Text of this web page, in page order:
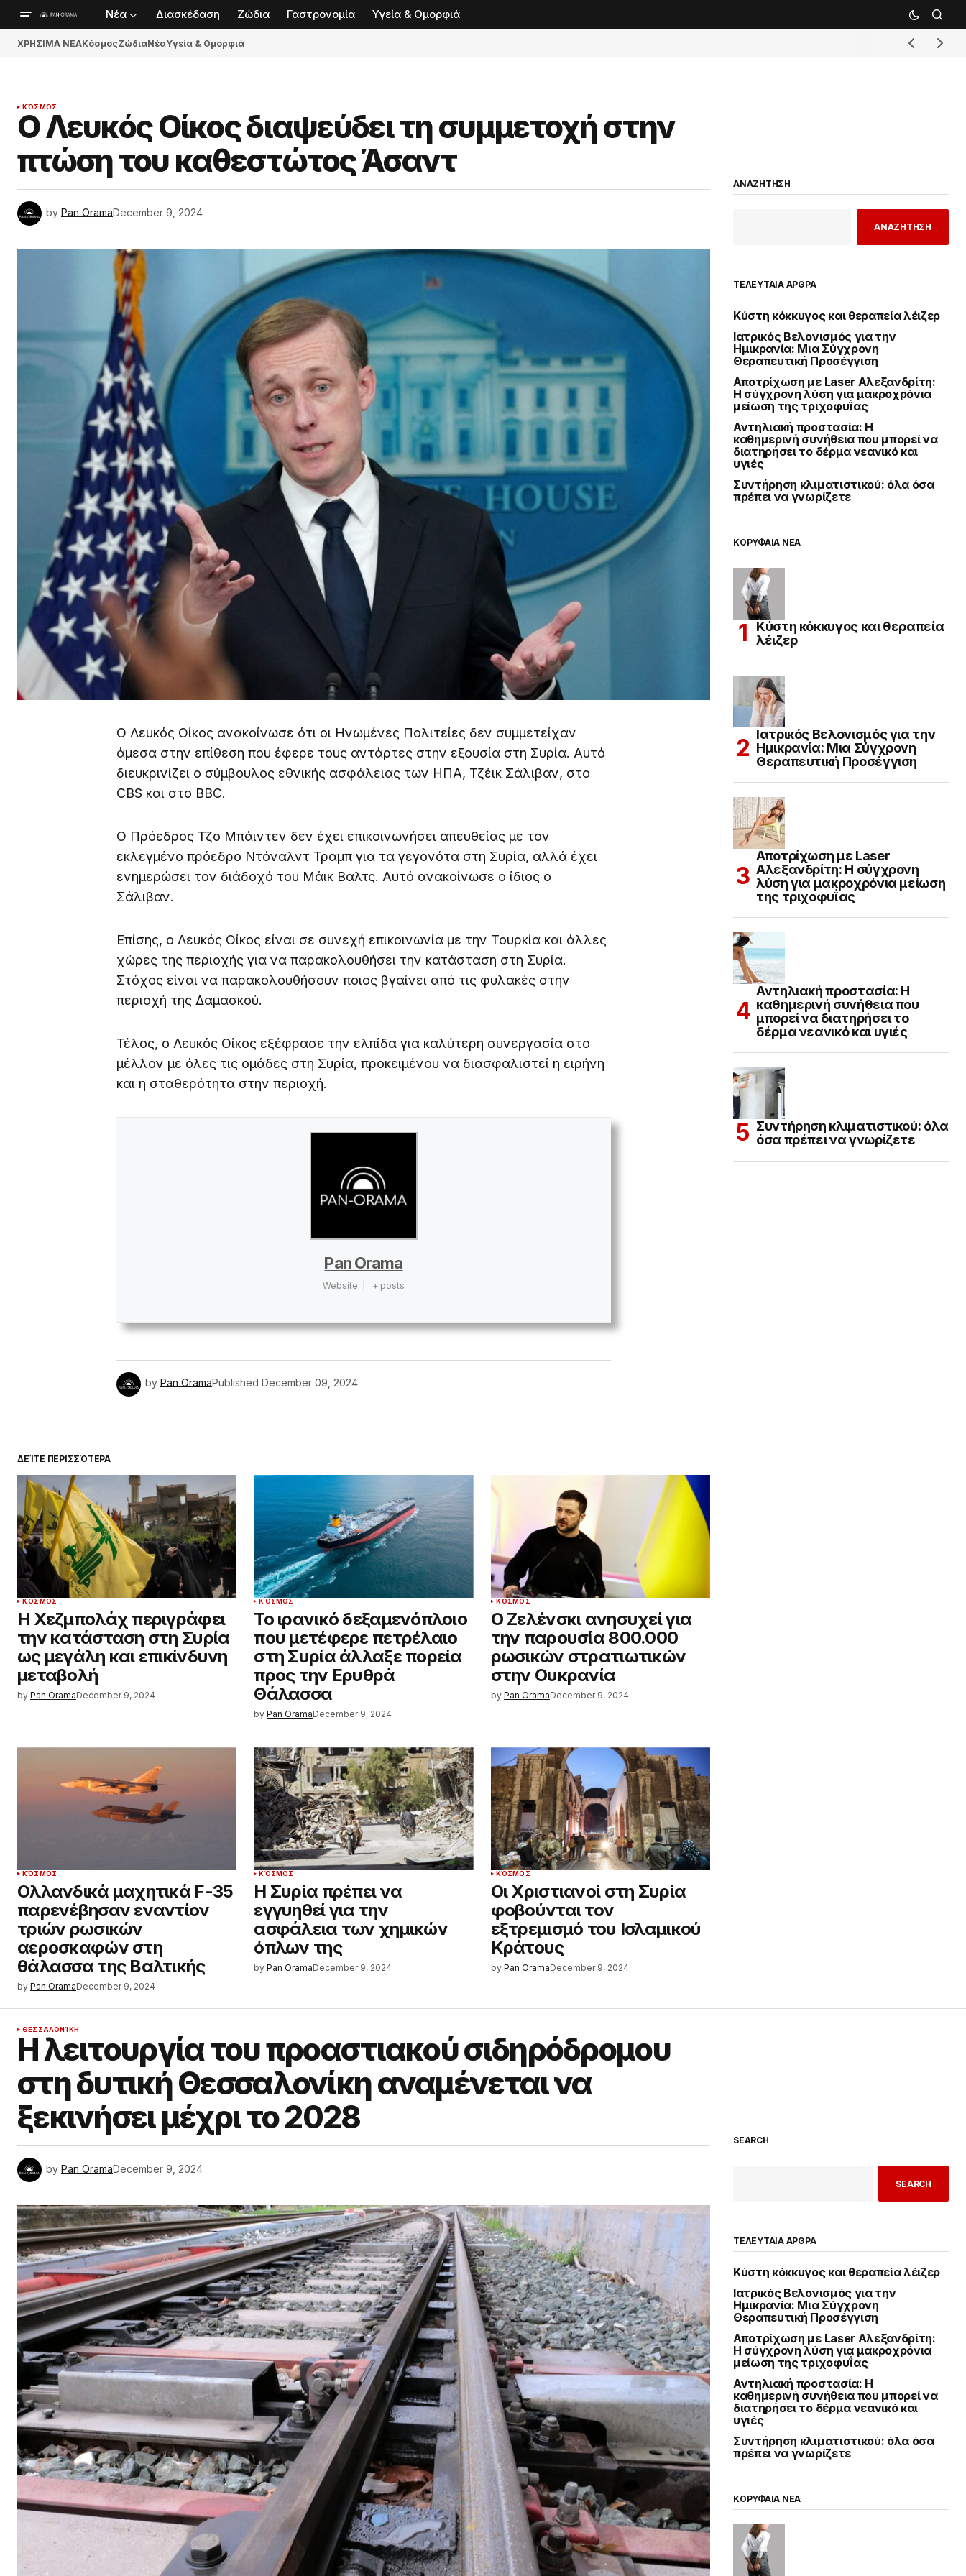
Νέα Διασκέδαση Ζώδια Γαστρονομία Υγεία & Ομορφιά
ΧΡΗΣΙΜΑ ΝΕΑΚόσμοςΖώδιαΝέαΥγεία & Ομορφιά
ΚΌΣΜΟΣ
Ο Λευκός Οίκος διαψεύδει τη συμμετοχή στην
πτώση του καθεστώτος Άσαντ
by Pan OramaDecember 9, 2024
Ο Λευκός Οίκος ανακοίνωσε ότι οι Ηνωμένες Πολιτείες δεν συμμετείχαν
άμεσα στην επίθεση που έφερε τους αντάρτες στην εξουσία στη Συρία. Αυτό
διευκρινίζει ο σύμβουλος εθνικής ασφάλειας των ΗΠΑ, Τζέικ Σάλιβαν, στο
CBS και στο BBC.
Ο Πρόεδρος Τζο Μπάιντεν δεν έχει επικοινωνήσει απευθείας με τον
εκλεγμένο πρόεδρο Ντόναλντ Τραμπ για τα γεγονότα στη Συρία, αλλά έχει
ενημερώσει τον διάδοχό του Μάικ Βαλτς. Αυτό ανακοίνωσε ο ίδιος ο
Σάλιβαν.
Επίσης, ο Λευκός Οίκος είναι σε συνεχή επικοινωνία με την Τουρκία και άλλες
χώρες της περιοχής για να παρακολουθήσει την κατάσταση στη Συρία.
Στόχος είναι να παρακολουθήσουν ποιος βγαίνει από τις φυλακές στην
περιοχή της Δαμασκού.
Τέλος, ο Λευκός Οίκος εξέφρασε την ελπίδα για καλύτερη συνεργασία στο
μέλλον με όλες τις ομάδες στη Συρία, προκειμένου να διασφαλιστεί η ειρήνη
και η σταθερότητα στην περιοχή.
Pan Orama
Website + posts
by Pan OramaPublished December 09, 2024
ΔΕΊΤΕ ΠΕΡΙΣΣΌΤΕΡΑ
ΚΌΣΜΟΣ
Η Χεζμπολάχ περιγράφει
την κατάσταση στη Συρία
ως μεγάλη και επικίνδυνη
μεταβολή
by Pan OramaDecember 9, 2024
ΚΌΣΜΟΣ
Το ιρανικό δεξαμενόπλοιο
που μετέφερε πετρέλαιο
στη Συρία άλλαξε πορεία
προς την Ερυθρά
Θάλασσα
by Pan OramaDecember 9, 2024
ΚΌΣΜΟΣ
Ο Ζελένσκι ανησυχεί για
την παρουσία 800.000
ρωσικών στρατιωτικών
στην Ουκρανία
by Pan OramaDecember 9, 2024
ΚΌΣΜΟΣ
Ολλανδικά μαχητικά F-35
παρενέβησαν εναντίον
τριών ρωσικών
αεροσκαφών στη
θάλασσα της Βαλτικής
by Pan OramaDecember 9, 2024
ΚΌΣΜΟΣ
Η Συρία πρέπει να
εγγυηθεί για την
ασφάλεια των χημικών
όπλων της
by Pan OramaDecember 9, 2024
ΚΌΣΜΟΣ
Οι Χριστιανοί στη Συρία
φοβούνται τον
εξτρεμισμό του Ισλαμικού
Κράτους
by Pan OramaDecember 9, 2024
ΑΝΑΖΗΤΗΣΗ
ΑΝΑΖΗΤΗΣΗ
ΤΕΛΕΥΤΑΙΑ ΑΡΘΡΑ
Κύστη κόκκυγος και θεραπεία λέιζερ
Ιατρικός Βελονισμός για την
Ημικρανία: Μια Σύγχρονη
Θεραπευτική Προσέγγιση
Αποτρίχωση με Laser Αλεξανδρίτη:
Η σύγχρονη λύση για μακροχρόνια
μείωση της τριχοφυΐας
Αντηλιακή προστασία: Η
καθημερινή συνήθεια που μπορεί να
διατηρήσει το δέρμα νεανικό και
υγιές
Συντήρηση κλιματιστικού: όλα όσα
πρέπει να γνωρίζετε
ΚΟΡΥΦΑΙΑ ΝΕΑ
Κύστη κόκκυγος και θεραπεία
λέιζερ
Ιατρικός Βελονισμός για την
Ημικρανία: Μια Σύγχρονη
Θεραπευτική Προσέγγιση
Αποτρίχωση με Laser
Αλεξανδρίτη: Η σύγχρονη
λύση για μακροχρόνια μείωση
της τριχοφυΐας
Αντηλιακή προστασία: Η
καθημερινή συνήθεια που
μπορεί να διατηρήσει το
δέρμα νεανικό και υγιές
Συντήρηση κλιματιστικού: όλα
όσα πρέπει να γνωρίζετε
ΘΕΣΣΑΛΟΝΊΚΗ
Η λειτουργία του προαστιακού σιδηρόδρομου
στη δυτική Θεσσαλονίκη αναμένεται να
ξεκινήσει μέχρι το 2028
by Pan OramaDecember 9, 2024
SEARCH
SEARCH
ΤΕΛΕΥΤΑΙΑ ΑΡΘΡΑ
Κύστη κόκκυγος και θεραπεία λέιζερ
Ιατρικός Βελονισμός για την
Ημικρανία: Μια Σύγχρονη
Θεραπευτική Προσέγγιση
Αποτρίχωση με Laser Αλεξανδρίτη:
Η σύγχρονη λύση για μακροχρόνια
μείωση της τριχοφυΐας
Αντηλιακή προστασία: Η
καθημερινή συνήθεια που μπορεί να
διατηρήσει το δέρμα νεανικό και
υγιές
Συντήρηση κλιματιστικού: όλα όσα
πρέπει να γνωρίζετε
ΚΟΡΥΦΑΙΑ ΝΕΑ